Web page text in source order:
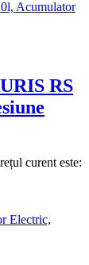
RS
curent este: